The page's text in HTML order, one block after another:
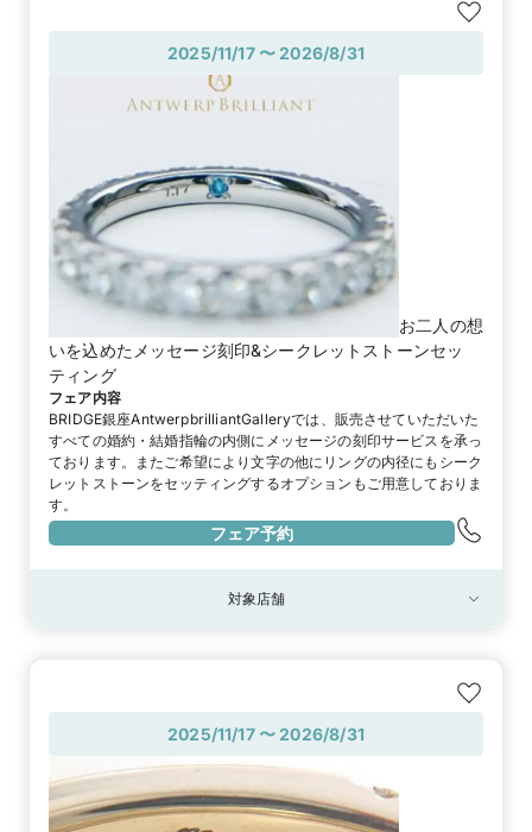
2025/11/17 〜 2026/8/31
お二人の想
いを込めたメッセージ刻印&シークレットストーンセッ
ティング
フェア内容
BRIDGE銀座AntwerpbrilliantGalleryでは、販売させていただいた
すべての婚約・結婚指輪の内側にメッセージの刻印サービスを承っ
ております。またご希望により文字の他にリングの内径にもシーク
レットストーンをセッティングするオプションもご用意しておりま
す。
フェア予約
対象店舗
2025/11/17 〜 2026/8/31